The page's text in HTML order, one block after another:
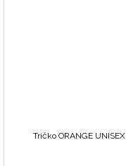
Tričko ORANGE UNISEX